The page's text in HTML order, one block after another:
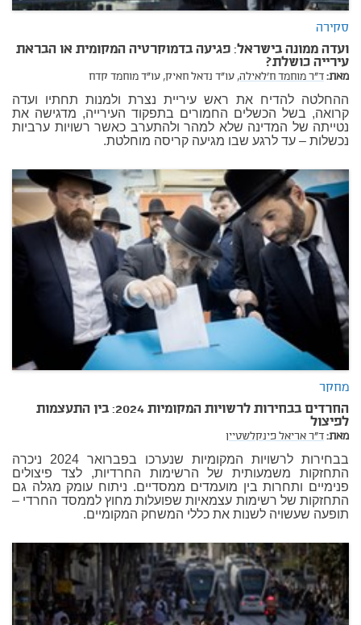
סקירה
ועדה ממונה בישראל: פגיעה בדמוקרטיה המקומית או הבראת
עירייה כושלת?
מאת:ד"ר מוחמד ח'לאילה, עו"ד נדאל חאיק, עו"ד מוחמד קדח
ההחלטה להדיח את ראש עיריית נצרת ולמנות תחתיו ועדה
קרואה, בשל הכשלים החמורים בתפקוד העירייה, מדגישה את
נטייתה של המדינה שלא למהר ולהתערב כאשר רשויות ערביות
נכשלות – עד לרגע שבו מגיעה קריסה מוחלטת.
מחקר
החרדים בבחירות לרשויות המקומיות 2024: בין התעצמות
לפיצול
מאת:ד"ר אריאל פינקלשטיין
בבחירות לרשויות המקומיות שנערכו בפברואר 2024 ניכרה
התחזקות משמעותית של הרשימות החרדיות, לצד פיצולים
פנימיים ותחרות בין מועמדים ממסדיים. ניתוח עומק מגלה גם
התחזקות של רשימות עצמאיות שפועלות מחוץ לממסד החרדי –
תופעה שעשויה לשנות את כללי המשחק המקומיים.